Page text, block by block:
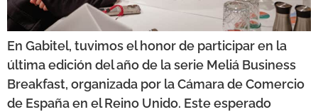
En Gabitel, tuvimos el honor de participar en la
última edición del año de la serie Meliá Business
Breakfast, organizada por la Cámara de Comercio
de España en el Reino Unido. Este esperado